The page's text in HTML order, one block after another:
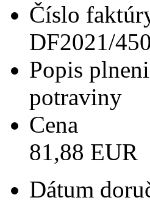
Číslo
DF2021/
Popis
potraviny
Cena
81,88 EUR
Dátum